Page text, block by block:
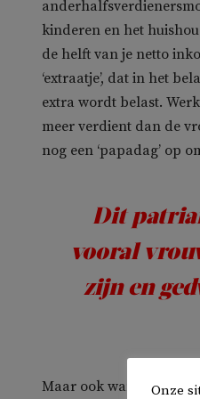
kinderen en het
de helft van je netto
‘extraatje’, dat in het
extra wordt belast.
meer verdient dan de
nog een ‘papadag’ op
Dit
vooral
zijn en
Maar ook wanneer je
Onze